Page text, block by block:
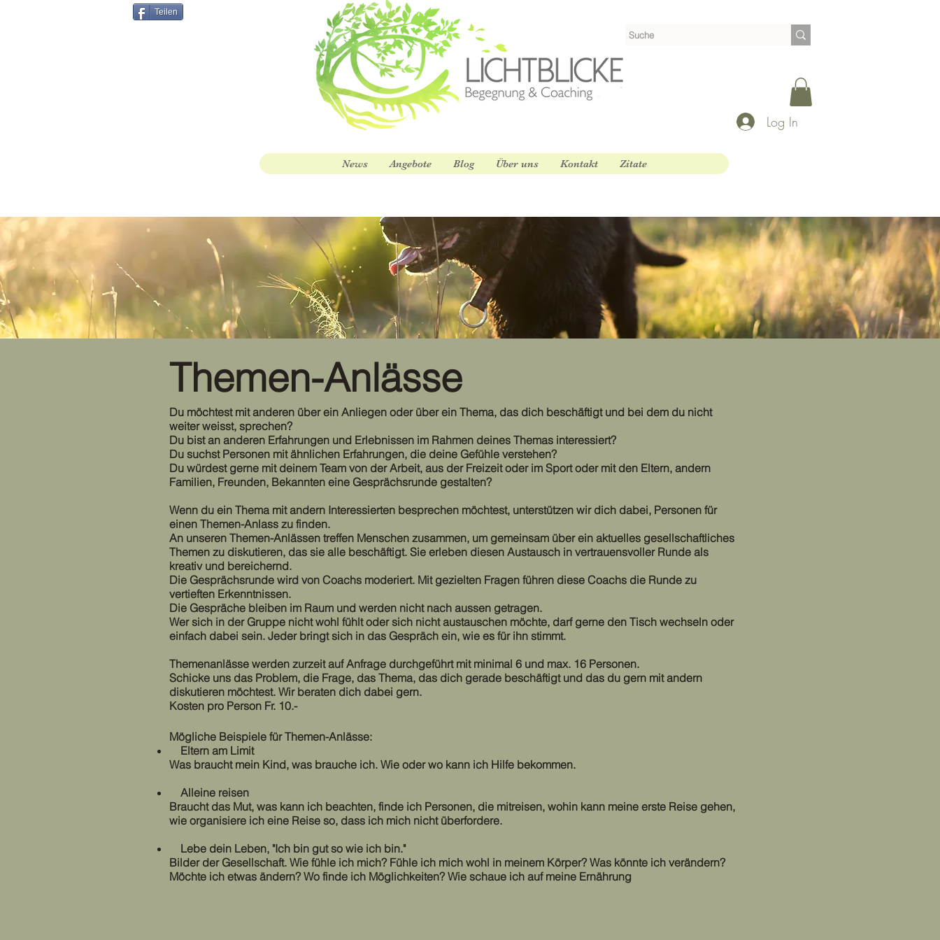
Teilen
Log In
News Angebote Blog Über uns Kontakt Zitate
Themen-Anlässe
Du möchtest mit anderen über ein Anliegen oder über ein Thema, das dich beschäftigt und bei dem du nicht
weiter weisst, sprechen?
Du bist an anderen Erfahrungen und Erlebnissen im Rahmen deines Themas interessiert?
Du suchst Personen mit ähnlichen Erfahrungen, die deine Gefühle verstehen?
Du würdest gerne mit deinem Team von der Arbeit, aus der Freizeit oder im Sport oder mit den Eltern, andern
Familien, Freunden, Bekannten eine Gesprächsrunde gestalten?
Wenn du ein Thema mit andern Interessierten besprechen möchtest, unterstützen wir dich dabei, Personen für
einen Themen-Anlass zu finden.
An unseren Themen-Anlässen treffen Menschen zusammen, um gemeinsam über ein aktuelles gesellschaftliches
Themen zu diskutieren, das sie alle beschäftigt. Sie erleben diesen Austausch in vertrauensvoller Runde als
kreativ und bereichernd.
Die Gesprächsrunde wird von Coachs moderiert. Mit gezielten Fragen führen diese Coachs die Runde zu
vertieften Erkenntnissen.
Die Gespräche bleiben im Raum und werden nicht nach aussen getragen.
Wer sich in der Gruppe nicht wohl fühlt oder sich nicht austauschen möchte, darf gerne den Tisch wechseln oder
einfach dabei sein. Jeder bringt sich in das Gespräch ein, wie es für ihn stimmt.
Themenanlässe werden zurzeit auf Anfrage durchgeführt mit minimal 6 und max. 16 Personen.
Schicke uns das Problem, die Frage, das Thema, das dich gerade beschäftigt und das du gern mit andern
diskutieren möchtest. Wir beraten dich dabei gern.
Kosten pro Person Fr. 10.-
Mögliche Beispiele für Themen-Anlässe:
Eltern am Limit
Was braucht mein Kind, was brauche ich. Wie oder wo kann ich Hilfe bekommen.
Alleine reisen
Braucht das Mut, was kann ich beachten, finde ich Personen, die mitreisen, wohin kann meine erste Reise gehen,
wie organisiere ich eine Reise so, dass ich mich nicht überfordere.
Lebe dein Leben, "Ich bin gut so wie ich bin."
Bilder der Gesellschaft. Wie fühle ich mich? Fühle ich mich wohl in meinem Körper? Was könnte ich verändern?
Möchte ich etwas ändern? Wo finde ich Möglichkeiten? Wie schaue ich auf meine Ernährung